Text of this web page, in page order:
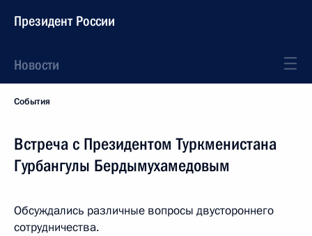
Президент России
Новости
События
Встреча с Президентом Туркменистана
Гурбангулы Бердымухамедовым
Обсуждались различные вопросы двустороннего
сотрудничества.